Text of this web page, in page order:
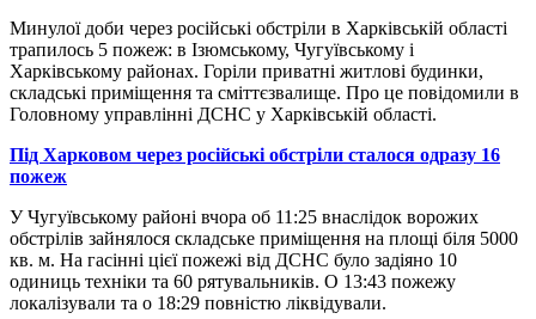
Минулої доби через російські обстріли в Харківській області
трапилось 5 пожеж: в Ізюмському, Чугуївському і
Харківському районах. Горіли приватні житлові будинки,
складські приміщення та сміттєзвалище. Про це повідомили в
Головному управлінні ДСНС у Харківській області.
Під Харковом через російські обстріли сталося одразу 16
пожеж
У Чугуївському районі вчора об 11:25 внаслідок ворожих
обстрілів зайнялося складське приміщення на площі біля 5000
кв. м. На гасінні цієї пожежі від ДСНС було задіяно 10
одиниць техніки та 60 рятувальників. О 13:43 пожежу
локалізували та о 18:29 повністю ліквідували.